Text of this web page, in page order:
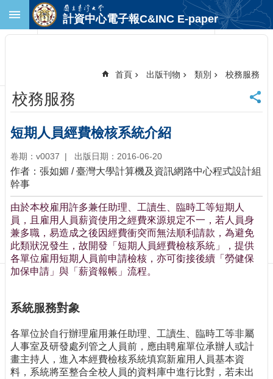
跳到主要內容區塊
首
頁
臺
大
首
頁
計
中
首
頁
聯
絡
資
訊
閱/
消
網
站
導
計資中心電子報C&INC E-paper
首頁 出版刊物 類別 校務服務
校務服務
短期人員經費檢核系統介紹
卷期：v0037 出版日期：2016-06-20
作者：張如媚 / 臺灣大學計算機及資訊網路中心程式設計組
幹事
由於本校雇用許多兼任助理、工讀生、臨時工等短期人
員，且雇用人員薪資使用之經費來源規定不一，若人員身
兼多職，易造成之後因經費衝突而無法順利請款，為避免
此類狀況發生，故開發「短期人員經費檢核系統」，提供
各單位雇用短期人員前申請檢核，亦可銜接後續「勞健保
加保申請」與「薪資報帳」流程。
系統服務對象
各單位於自行辦理雇用兼任助理、工讀生、臨時工等非屬
人事室及研發處列管之人員前，應由聘雇單位承辦人或計
畫主持人，進入本經費檢核系統填寫新雇用人員基本資
料，系統將至整合全校人員的資料庫中進行比對，若未出